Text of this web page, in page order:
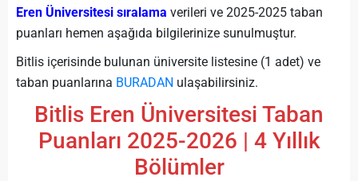
Eren Üniversitesi sıralama verileri ve 2025-2025 taban
puanları hemen aşağıda bilgilerinize sunulmuştur.
Bitlis içerisinde bulunan üniversite listesine (1 adet) ve
taban puanlarına BURADAN ulaşabilirsiniz.
Bitlis Eren Üniversitesi Taban
Puanları 2025-2026 | 4 Yıllık
Bölümler